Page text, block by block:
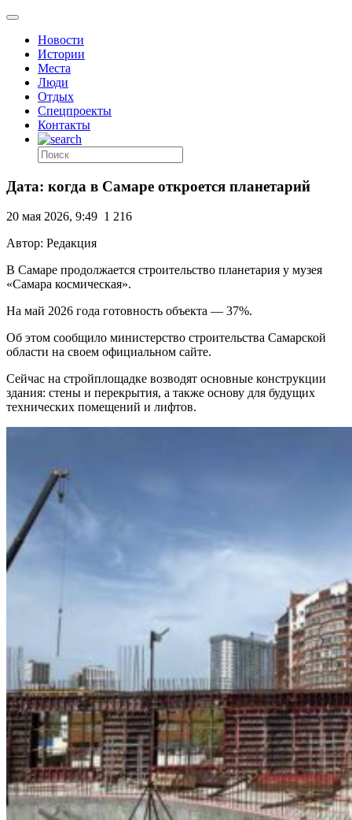
Новости
Истории
Места
Люди
Отдых
Спецпроекты
Контакты
Дата: когда в Самаре откроется планетарий
20 мая 2026, 9:49 1 216
Автор: Редакция
В Самаре продолжается строительство планетария у музея
«Самара космическая».
На май 2026 года готовность объекта — 37%.
Об этом сообщило министерство строительства Самарской
области на своем официальном сайте.
Сейчас на стройплощадке возводят основные конструкции
здания: стены и перекрытия, а также основу для будущих
технических помещений и лифтов.